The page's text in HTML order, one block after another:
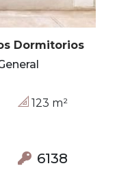
Dormitorios
123 m²
6138